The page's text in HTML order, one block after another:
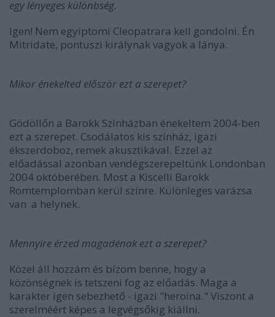
egy lényeges különbség.
Igen! Nem egyiptomi Cleopatrara kell gondolni. Én
Mitridate, pontuszi királynak vagyok a lánya.
Mikor énekelted először ezt a szerepet?
Gödöllőn a Barokk Színházban énekeltem 2004-ben
ezt a szerepet. Csodálatos kis színház, igazi
ékszerdoboz, remek akusztikával. Ezzel az
előadással azonban vendégszerepeltünk Londonban
2004 októberében. Most a Kiscelli Barokk
Romtemplomban kerül színre. Különleges varázsa
van a helynek.
Mennyire érzed magadénak ezt a szerepet?
Közel áll hozzám és bízom benne, hogy a
közönségnek is tetszeni fog az előadás. Maga a
karakter igen sebezhető - igazi "heroina." Viszont a
szerelméért képes a legvégsőkig kiállni.